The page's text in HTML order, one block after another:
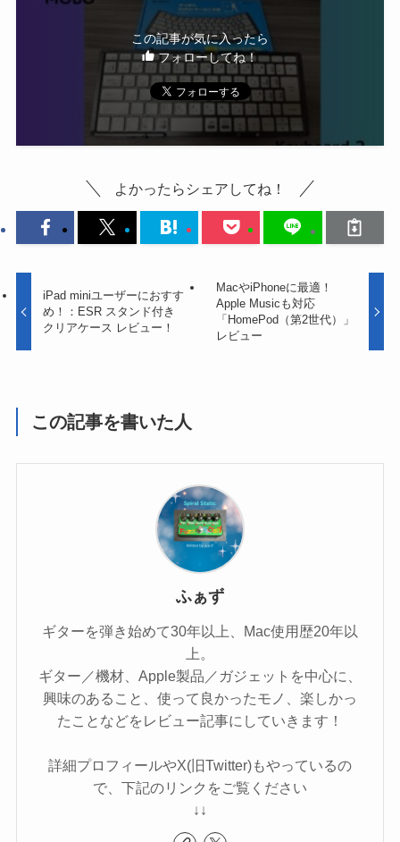
この記事が気に入ったら
フォローしてね！
よかったらシェアしてね！
iPad miniユーザーにおすす
め！：ESR スタンド付き
クリアケース レビュー！
MacやiPhoneに最適！
Apple Musicも対応
「HomePod（第2世代）」
レビュー
この記事を書いた人
ふぁず
ギターを弾き始めて30年以上、Mac使用歴20年以
上。
ギター／機材、Apple製品／ガジェットを中心に、
興味のあること、使って良かったモノ、楽しかっ
たことなどをレビュー記事にしていきます！
詳細プロフィールやX(旧Twitter)もやっているの
で、下記のリンクをご覧ください
↓↓